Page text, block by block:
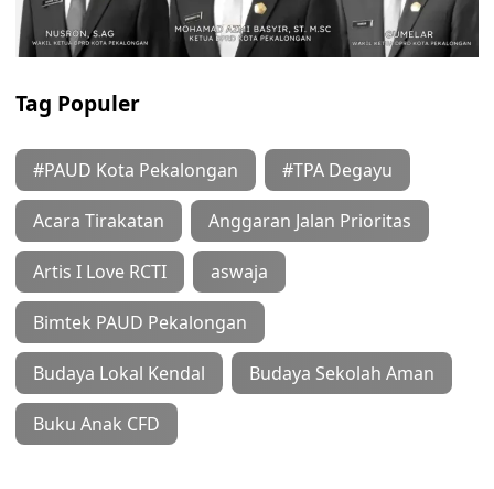
Tag Populer
#PAUD Kota Pekalongan #TPA Degayu
Acara Tirakatan Anggaran Jalan Prioritas
Artis I Love RCTI aswaja
Bimtek PAUD Pekalongan
Budaya Lokal Kendal Budaya Sekolah Aman
Buku Anak CFD